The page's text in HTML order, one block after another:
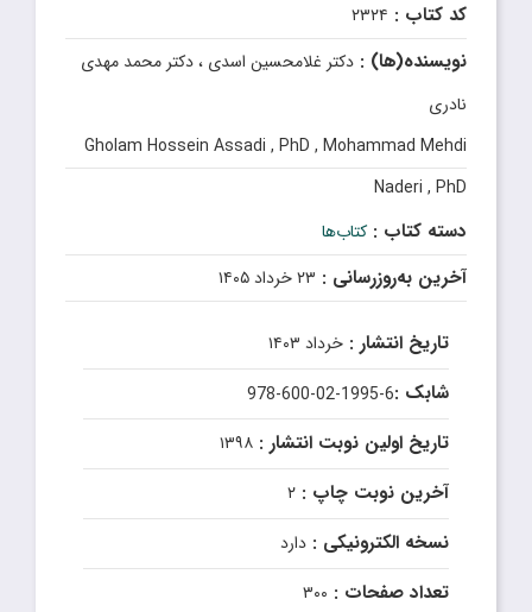
کد کتاب : ۲۳۲۴
نویسنده(ها) : دکتر غلامحسین اسدی ، دکتر محمد مهدی
نادری
Gholam Hossein Assadi , PhD , Mohammad Mehdi
Naderi , PhD
دسته کتاب : کتاب‌ها
آخرین به‌روزرسانی : ۲۳ خرداد ۱۴۰۵
تاریخ انتشار : خرداد ۱۴۰۳
شابک :978-600-02-1995-6
تاریخ اولین نوبت انتشار : ۱۳۹۸
آخرین نوبت چاپ : ۲
نسخه الکترونیکی : دارد
تعداد صفحات : ۳۰۰